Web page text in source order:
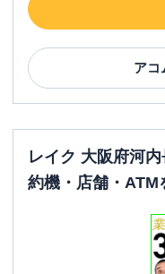
アコ
レイク 大阪府河
約機・店舗・ATM